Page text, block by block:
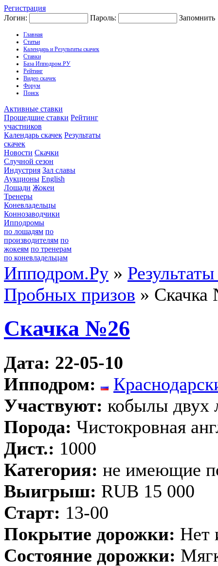
Регистрация
Логин:
Пароль: Запомнить
Главная
Статьи
Календарь и Результаты скачек
Ставки
База Ипподром.РУ
Рейтинг
Видео скачек
Форум
Поиск
Активные ставки
Прошедшие ставки Рейтинг
участников
Календарь скачек Результаты
скачек
Новости Скачки
Случной сезон
Индустрия Зал славы
Аукционы English
Лошади Жокеи
Тренеры
Коневладельцы
Коннозаводчики
Ипподромы
по лошадям по
производителям по
жокеям по тренерам
по коневладельцам
Ипподром.Ру »
Пробных призов »
Скачка №26
Дата: 22-05-10
Ипподром:
Участвуют: кобылы двух
Порода: Чистокровная
Дист.: 1000
Категория: не имеющие
Выигрыш: RUB 15 000
Старт: 13-00
Покрытие дорожки: Нет
Состояние дорожки: